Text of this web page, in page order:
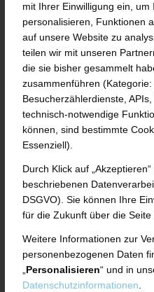
But we are
contributed
Unkategorisiert
Vom
Ausbildung:
neue
3.
mit Ihrer Einwilligung ein,
personalisieren, Funktionen
auf unsere Website zu
teilen wir mit unseren
die sie bisher gesammelt
zusammenführen
Besucherzählerdienste,
technisch-notwendige
können, sind bestimmte
Essenziell).
Durch Klick auf
beschriebenen
DSGVO). Sie können Ihre
für die Zukunft über die
Weitere Informationen zur
personenbezogenen Daten
„Personalisieren“ und in
Datenschutzinformationen.